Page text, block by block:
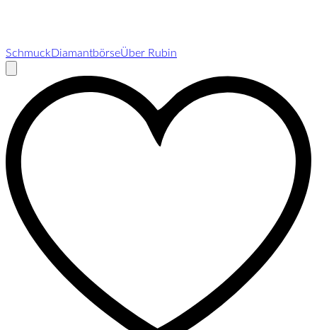
SchmuckDiamantbörseÜber Rubin